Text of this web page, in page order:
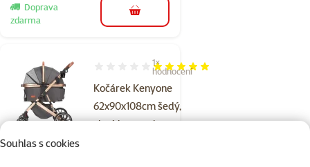
Souhlas s cookies
Doprava
zdarma
do košíku
Kočárek Kenyone
62x90x108cm šedý,
zlatá konstrukce
Hodnocení 100%, počet hodnocení: 1
1×
hodnocení